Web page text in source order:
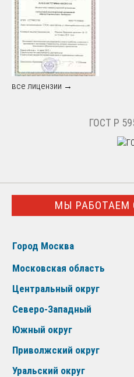
все лицензии →
ГОСТ Р
МЫ РАБОТАЕМ
Город Москва
Московская область
Центральный округ
Северо-Западный
Южный округ
Приволжский округ
Уральский округ